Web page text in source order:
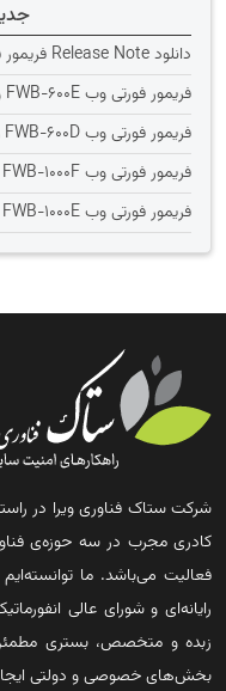
دانلود Release Note فریمور فورتی وب ورژن 7.4.13
فریمور فورتی وب FWB-600E ورژن 7.4.13
فریمور فورتی وب FWB-600D ورژن 7.4.13
فریمور فورتی وب FWB-1000F ورژن 7.4.13
فریمور فورتی وب FWB-1000E ورژن 7.4.13
کادری مجرب در سه حوزه‌ی
فعالیت می‌باشد. ما
رایانه‌ای و شورای عالی
زبده و متخصص، بستری
بخش‌های خصوصی و دولتی